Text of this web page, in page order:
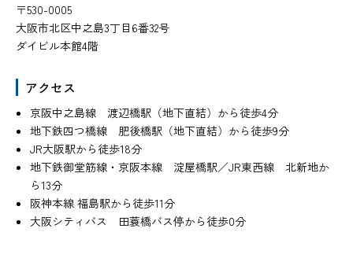
〒530-0005
大阪市北区中之島3丁目6番32号
ダイビル本館4階
アクセス
京阪中之島線 渡辺橋駅（地下直結）から徒歩4分
地下鉄四つ橋線 肥後橋駅（地下直結）から徒歩9分
JR大阪駅から徒歩18分
地下鉄御堂筋線・京阪本線 淀屋橋駅／JR東西線 北新地か
ら13分
阪神本線 福島駅から徒歩11分
大阪シティバス 田蓑橋バス停から徒歩0分